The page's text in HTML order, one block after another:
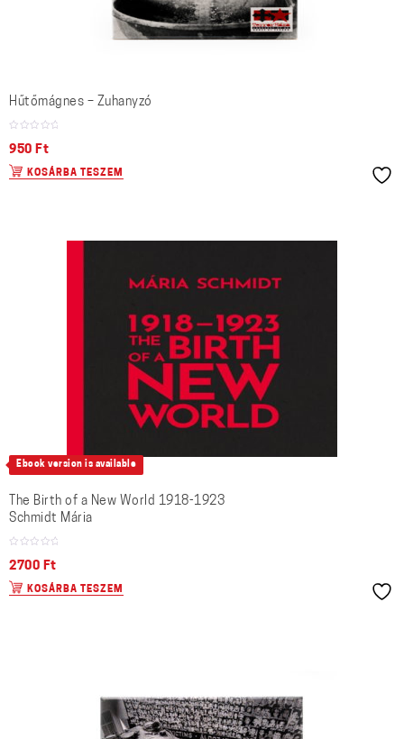
Hűtőmágnes – Zuhanyzó
950 Ft
KOSÁRBA TESZEM
Ebook version is available
The Birth of a New World 1918-1923
Schmidt Mária
2700 Ft
KOSÁRBA TESZEM